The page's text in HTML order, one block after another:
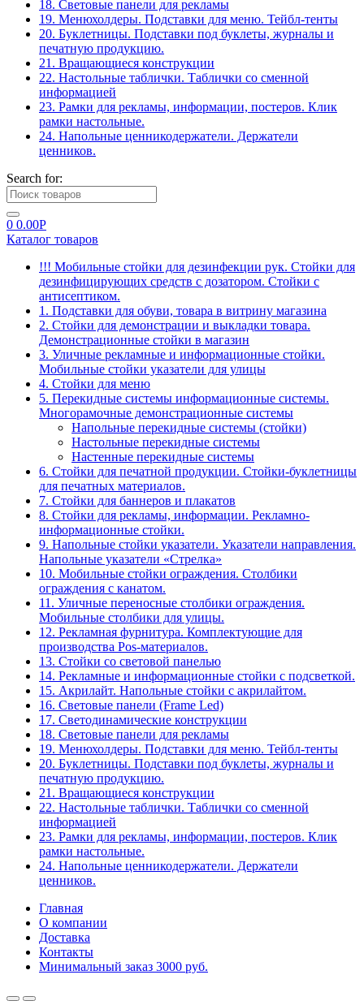
18. Световые панели для рекламы
19. Менюхолдеры. Подставки для меню. Тейбл-тенты
20. Буклетницы. Подставки под буклеты, журналы и
печатную продукцию.
21. Вращающиеся конструкции
22. Настольные таблички. Таблички со сменной
информацией
23. Рамки для рекламы, информации, постеров. Клик
рамки настольные.
24. Напольные ценникодержатели. Держатели
ценников.
Search for:
0 0.00Р
Каталог товаров
!!! Мобильные стойки для дезинфекции рук. Стойки для
дезинфицирующих средств с дозатором. Стойки с
антисептиком.
1. Подставки для обуви, товара в витрину магазина
2. Стойки для демонстрации и выкладки товара.
Демонстрационные стойки в магазин
3. Уличные рекламные и информационные стойки.
Мобильные стойки указатели для улицы
4. Стойки для меню
5. Перекидные системы информационные системы.
Многорамочные демонстрационные системы
Напольные перекидные системы (стойки)
Настольные перекидные системы
Настенные перекидные системы
6. Стойки для печатной продукции. Стойки-буклетницы
для печатных материалов.
7. Стойки для баннеров и плакатов
8. Стойки для рекламы, информации. Рекламно-
информационные стойки.
9. Напольные стойки указатели. Указатели направления.
Напольные указатели «Стрелка»
10. Мобильные стойки ограждения. Столбики
ограждения с канатом.
11. Уличные переносные столбики ограждения.
Мобильные столбики для улицы.
12. Рекламная фурнитура. Комплектующие для
производства Pos-материалов.
13. Стойки со световой панелью
14. Рекламные и информационные стойки с подсветкой.
15. Акрилайт. Напольные стойки с акрилайтом.
16. Световые панели (Frame Led)
17. Светодинамические конструкции
18. Световые панели для рекламы
19. Менюхолдеры. Подставки для меню. Тейбл-тенты
20. Буклетницы. Подставки под буклеты, журналы и
печатную продукцию.
21. Вращающиеся конструкции
22. Настольные таблички. Таблички со сменной
информацией
23. Рамки для рекламы, информации, постеров. Клик
рамки настольные.
24. Напольные ценникодержатели. Держатели
ценников.
Главная
О компании
Доставка
Контакты
Минимальный заказ 3000 руб.